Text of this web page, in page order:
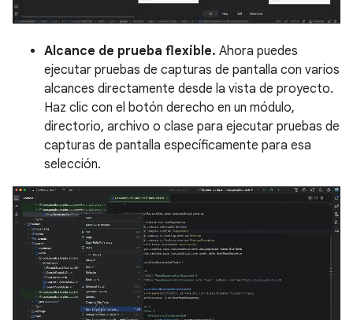
Alcance de prueba flexible. Ahora puedes
ejecutar pruebas de capturas de pantalla con varios
alcances directamente desde la vista de proyecto.
Haz clic con el botón derecho en un módulo,
directorio, archivo o clase para ejecutar pruebas de
capturas de pantalla específicamente para esa
selección.